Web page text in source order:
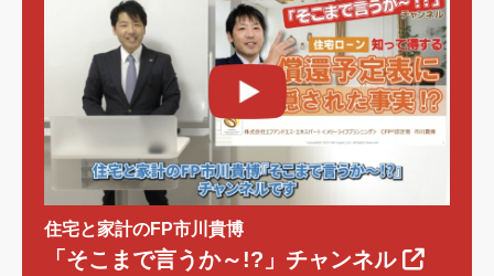
住宅と家計のFP市川貴博
「そこまで言うか～!?」チャンネル